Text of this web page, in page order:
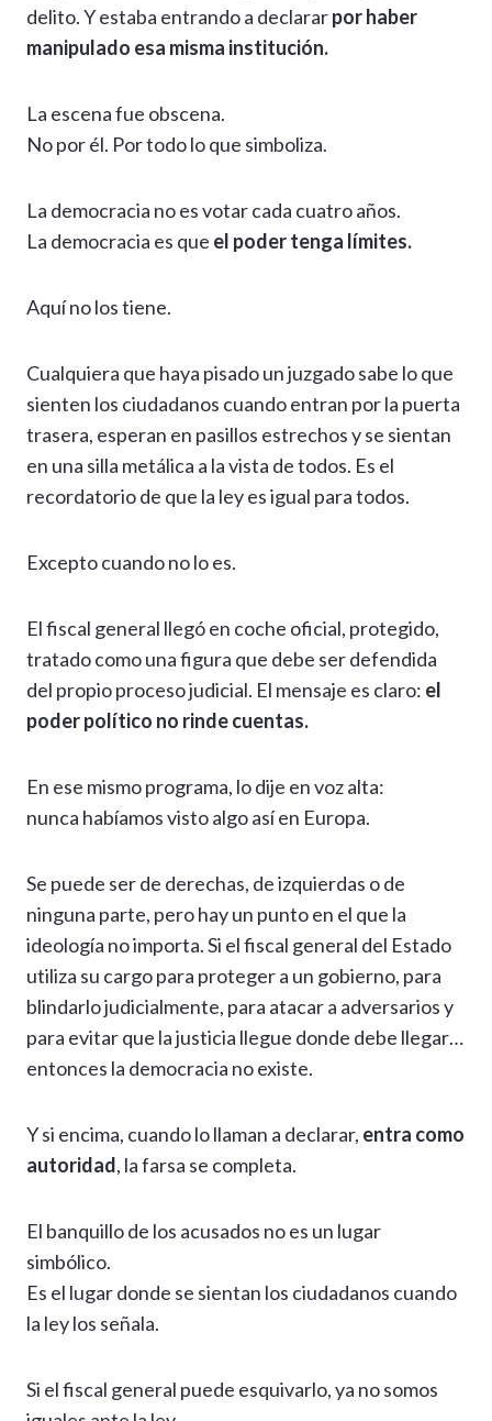
delito. Y estaba entrando a declararpor haber
manipulado esa misma institución.
La escena fue obscena.
No por él. Por todo lo que simboliza.
La democracia no es votar cada cuatro años.
La democracia es que el poder tenga límites.
Aquí no los tiene.
Cualquiera que haya pisado un juzgado sabe lo que
sienten los ciudadanos cuando entran por la puerta
trasera, esperan en pasillos estrechos y se sientan
en una silla metálica a la vista de todos. Es el
recordatorio de que la ley es igual para todos.
Excepto cuando no lo es.
El fiscal general llegó en coche oficial, protegido,
tratado como una figura que debe ser defendida
del propio proceso judicial. El mensaje es claro: el
poder político no rinde cuentas.
En ese mismo programa, lo dije en voz alta:
nunca habíamos visto algo así en Europa.
Se puede ser de derechas, de izquierdas o de
ninguna parte, pero hay un punto en el que la
ideología no importa. Si el fiscal general del Estado
utiliza su cargo para proteger a un gobierno, para
blindarlo judicialmente, para atacar a adversarios y
para evitar que la justicia llegue donde debe llegar…
entonces la democracia no existe.
Y si encima, cuando lo llaman a declarar, entra como
autoridad, la farsa se completa.
El banquillo de los acusados no es un lugar
simbólico.
Es el lugar donde se sientan los ciudadanos cuando
la ley los señala.
Si el fiscal general puede esquivarlo, ya no somos